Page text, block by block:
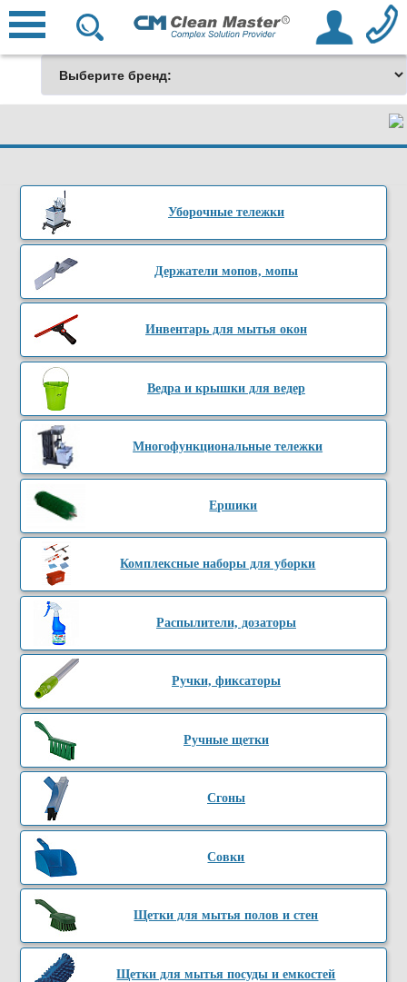
Уборочные тележки
Держатели мопов, мопы
Инвентарь для мытья окон
Ведра и крышки для ведер
Многофункциональные тележки
Ершики
Комплексные наборы для уборки
Распылители, дозаторы
Ручки, фиксаторы
Ручные щетки
Сгоны
Совки
Щетки для мытья полов и стен
Щетки для мытья посуды и емкостей